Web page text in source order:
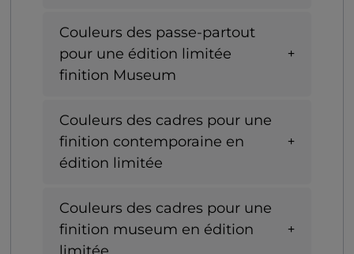
Couleurs des passe-partout
pour une édition limitée
finition Museum
Couleurs des cadres pour une
finition contemporaine en
édition limitée
Couleurs des cadres pour une
finition museum en édition